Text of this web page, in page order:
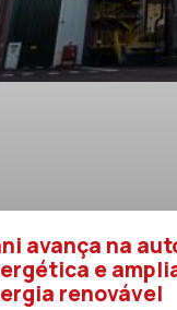
avança na
e
renovável